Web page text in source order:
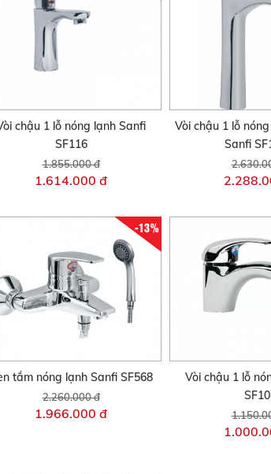
chậu 1 lỗ nóng lạnh Sanfi
SF116
1.855.000 đ
1.614.000 đ
Vòi chậu 1 lỗ
Sanfi
-13%
tắm nóng lạnh Sanfi SF568
2.260.000 đ
1.966.000 đ
Vòi chậu 1 lỗ